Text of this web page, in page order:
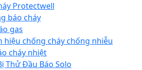
Protectwell
báo cháy
gas
hiệu chống cháy chống nhiễu
cháy nhiệt
Thử Đầu Báo Solo